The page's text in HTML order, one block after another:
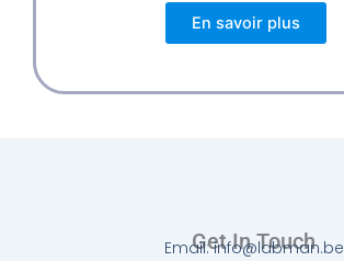
En savoir plus
Get In Touch
Email: info@labman.be